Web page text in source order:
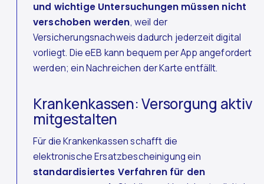
und wichtige Untersuchungen müssen nicht
verschoben werden, weil der
Versicherungsnachweis dadurch jederzeit digital
vorliegt. Die eEB kann bequem per App angefordert
werden; ein Nachreichen der Karte entfällt.
Krankenkassen: Versorgung aktiv
mitgestalten
Für die Krankenkassen schafft die
elektronische Ersatzbescheinigung ein
standardisiertes Verfahren für den